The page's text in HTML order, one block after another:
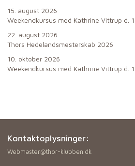
15. august 2026
Weekendkursus med Kathrine Vittrup d.
22. august 2026
Thors Hedelandsmesterskab 2026
10. oktober 2026
Weekendkursus med Kathrine Vittrup d.
Kontaktoplysninger:
Webmaster@thor-klubben.dk